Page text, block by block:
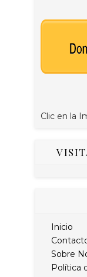
Clic en la
Inicio
Sobre
Política